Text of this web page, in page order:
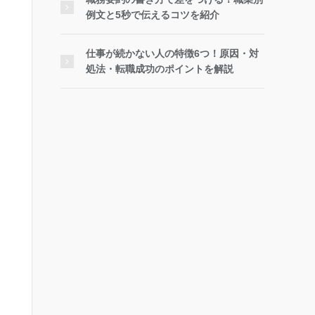
例文と5秒で伝えるコツを紹介
仕事が続かない人の特徴6つ！原因・対
処法・転職成功のポイントを解説